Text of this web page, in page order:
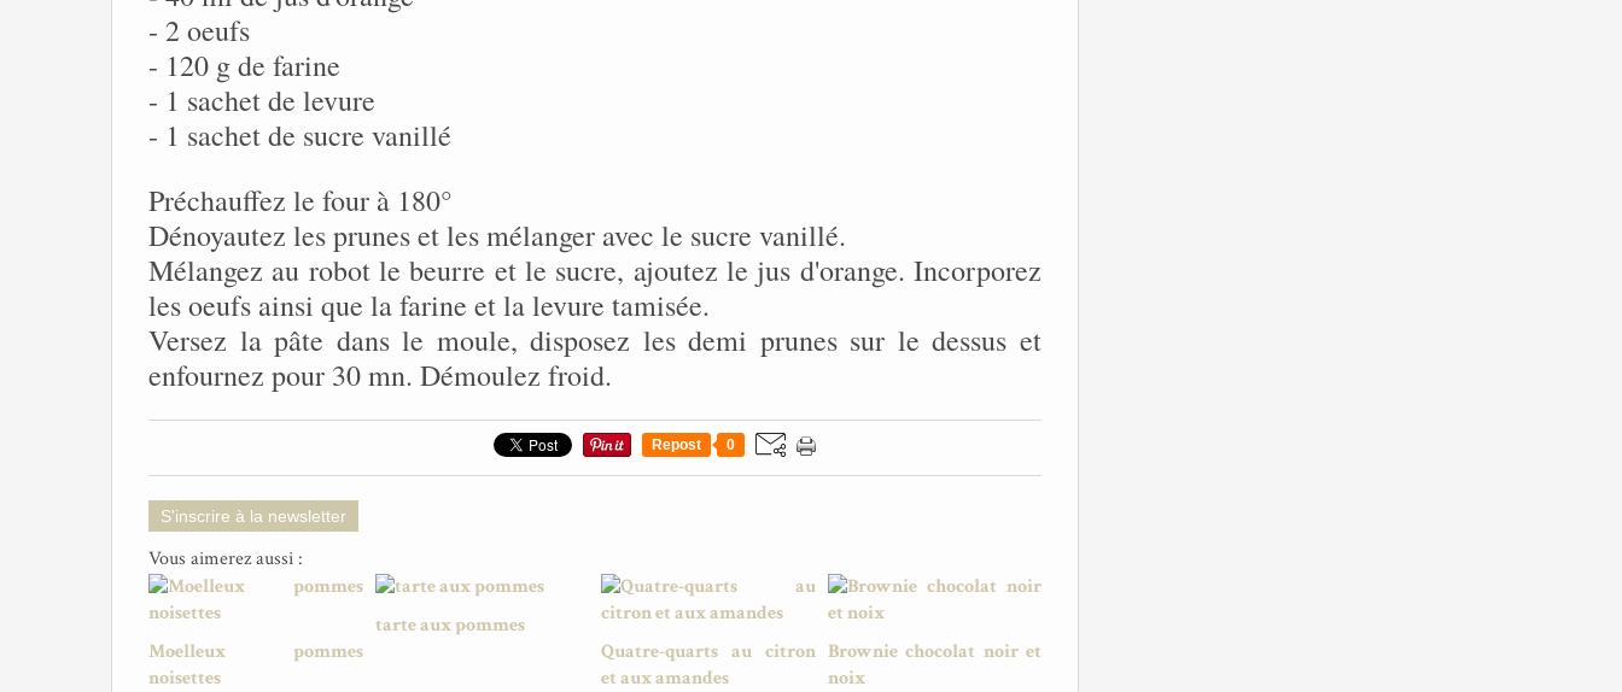
- 2 oeufs
- 120 g de farine
- 1 sachet de levure
- 1 sachet de sucre vanillé
Préchauffez le four à 180°
Dénoyautez les prunes et les mélanger avec le sucre vanillé.
Mélangez au robot le beurre et le sucre, ajoutez le jus d'orange. Incorporez
les oeufs ainsi que la farine et la levure tamisée.
Versez la pâte dans le moule, disposez les demi prunes sur le dessus et
enfournez pour 30 mn. Démoulez froid.
Repost 0
S'inscrire à la newsletter
Vous aimerez aussi :
Moelleux pommes
noisettes
tarte aux pommes
Quatre-quarts au citron
et aux amandes
Brownie chocolat noir et
noix